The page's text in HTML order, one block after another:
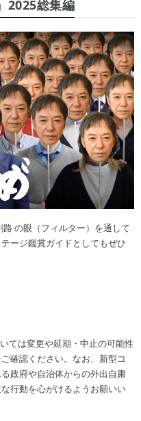
2025総集編
の眼（フィルター）を通して
ージ鑑賞ガイドとしてもぜひ
ては変更や延期・中止の可能性
確認ください。なお、新型コ
政府や自治体からの外出自粛
行動を心がけるようお願いい